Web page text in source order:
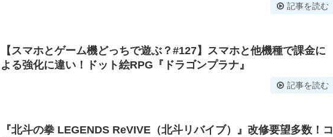
記事を読む
【スマホとゲーム機どっちで遊ぶ？#127】スマホと他機種で課金に
よる強化に違い！ドット絵RPG『ドラゴンプラナ』
記事を読む
『北斗の拳 LEGENDS ReVIVE（北斗リバイブ）』改修要望多数！コ